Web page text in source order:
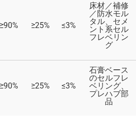
≥90% ≥25% ≤3%
床材／補修
／防水モル
タル、セメ
ント系セル
フレベリン
グ
≥90% ≥25% ≤3%
石膏ベース
のセルフレ
ベリング、
プレハブ部
品